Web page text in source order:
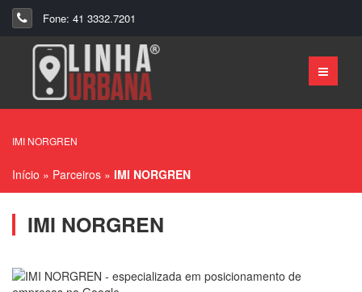
Fone: 41 3332.7201
IMI NORGREN
Início » Parceiros » IMI NORGREN
IMI NORGREN